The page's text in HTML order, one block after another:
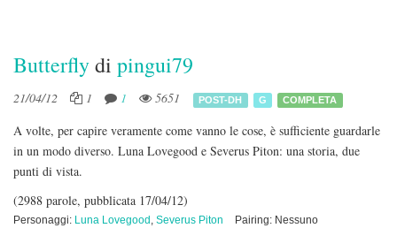
Butterflydi pingui79
21/04/12 1 1 5651 POST-DH G COMPLETA
A volte, per capire veramente come vanno le cose, è sufficiente guardarle
in un modo diverso. Luna Lovegood e Severus Piton: una storia, due
punti di vista.
(2988 parole, pubblicata 17/04/12)
Personaggi: Luna Lovegood , Severus Piton
Pairing: Nessuno